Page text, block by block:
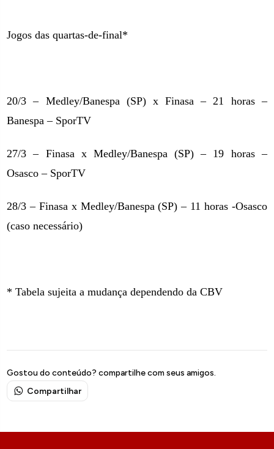
Jogos das quartas-de-final*
20/3 – Medley/Banespa (SP) x Finasa – 21 horas –
Banespa – SporTV
27/3 – Finasa x Medley/Banespa (SP) – 19 horas –
Osasco – SporTV
28/3 – Finasa x Medley/Banespa (SP) – 11 horas -Osasco
(caso necessário)
* Tabela sujeita a mudança dependendo da CBV
Gostou do conteúdo? compartilhe com seus amigos.
Compartilhar